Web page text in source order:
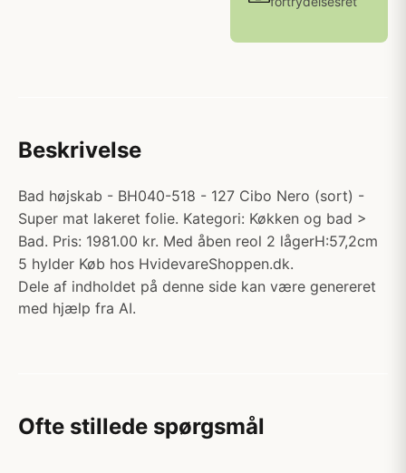
Beskrivelse
Bad højskab - BH040-518 - 127 Cibo Nero (sort) -
Super mat lakeret folie. Kategori: Køkken og bad >
Bad. Pris: 1981.00 kr. Med åben reol 2 lågerH:57,2cm
5 hylder Køb hos HvidevareShoppen.dk.
Dele af indholdet på denne side kan være genereret
med hjælp fra AI.
Ofte stillede spørgsmål